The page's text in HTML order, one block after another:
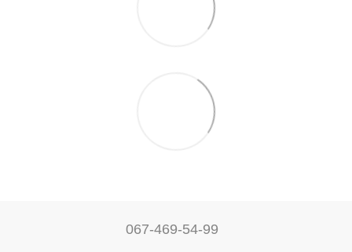
067-469-54-99